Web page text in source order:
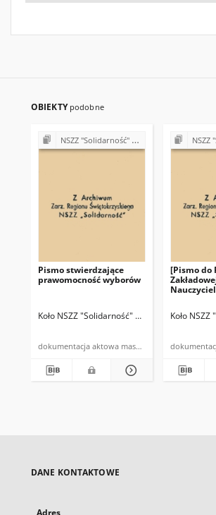
OBIEKTY podobne
NSZZ "Solidarność" w Szkole Podstawowej nr 1 w Kazimierzy Wielkiej
Pismo stwierdzające
prawomocność wyborów
Koło NSZZ "Solidarność" przy Szkole
dokumentacja aktowa maszynopis
NSZZ "Solidarność"
[Pismo do
Koło
DANE KONTAKTOWE
Adres